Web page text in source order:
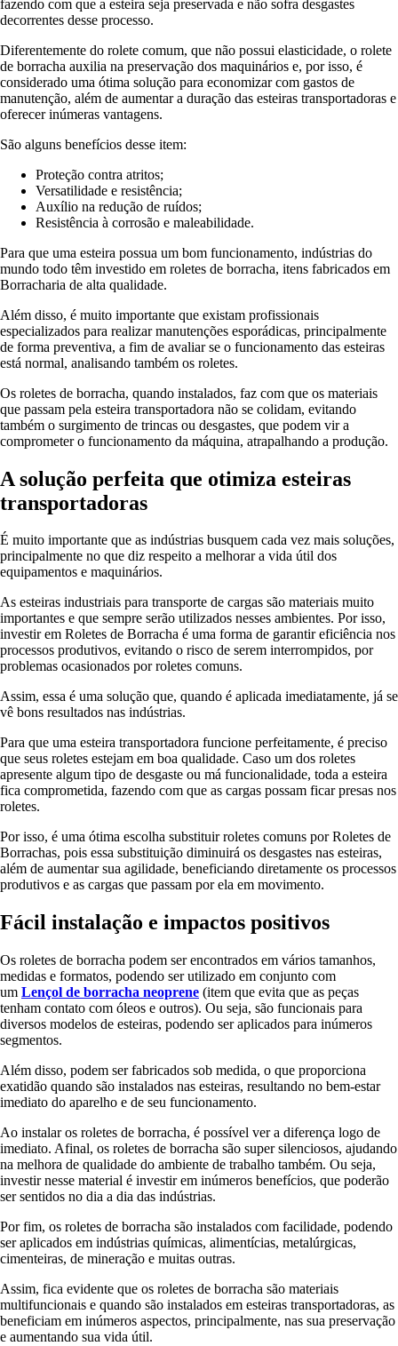
fazendo com que a esteira seja preservada e não sofra desgastes
decorrentes desse processo.
Diferentemente do rolete comum, que não possui elasticidade, o rolete
de borracha auxilia na preservação dos maquinários e, por isso, é
considerado uma ótima solução para economizar com gastos de
manutenção, além de aumentar a duração das esteiras transportadoras e
oferecer inúmeras vantagens.
São alguns benefícios desse item:
Proteção contra atritos;
Versatilidade e resistência;
Auxílio na redução de ruídos;
Resistência à corrosão e maleabilidade.
Para que uma esteira possua um bom funcionamento, indústrias do
mundo todo têm investido em roletes de borracha, itens fabricados em
Borracharia de alta qualidade.
Além disso, é muito importante que existam profissionais
especializados para realizar manutenções esporádicas, principalmente
de forma preventiva, a fim de avaliar se o funcionamento das esteiras
está normal, analisando também os roletes.
Os roletes de borracha, quando instalados, faz com que os materiais
que passam pela esteira transportadora não se colidam, evitando
também o surgimento de trincas ou desgastes, que podem vir a
comprometer o funcionamento da máquina, atrapalhando a produção.
A solução perfeita que otimiza esteiras
transportadoras
É muito importante que as indústrias busquem cada vez mais soluções,
principalmente no que diz respeito a melhorar a vida útil dos
equipamentos e maquinários.
As esteiras industriais para transporte de cargas são materiais muito
importantes e que sempre serão utilizados nesses ambientes. Por isso,
investir em Roletes de Borracha é uma forma de garantir eficiência nos
processos produtivos, evitando o risco de serem interrompidos, por
problemas ocasionados por roletes comuns.
Assim, essa é uma solução que, quando é aplicada imediatamente, já se
vê bons resultados nas indústrias.
Para que uma esteira transportadora funcione perfeitamente, é preciso
que seus roletes estejam em boa qualidade. Caso um dos roletes
apresente algum tipo de desgaste ou má funcionalidade, toda a esteira
fica comprometida, fazendo com que as cargas possam ficar presas nos
roletes.
Por isso, é uma ótima escolha substituir roletes comuns por Roletes de
Borrachas, pois essa substituição diminuirá os desgastes nas esteiras,
além de aumentar sua agilidade, beneficiando diretamente os processos
produtivos e as cargas que passam por ela em movimento.
Fácil instalação e impactos positivos
Os roletes de borracha podem ser encontrados em vários tamanhos,
medidas e formatos, podendo ser utilizado em conjunto com
um Lençol de borracha neoprene (item que evita que as peças
tenham contato com óleos e outros). Ou seja, são funcionais para
diversos modelos de esteiras, podendo ser aplicados para inúmeros
segmentos.
Além disso, podem ser fabricados sob medida, o que proporciona
exatidão quando são instalados nas esteiras, resultando no bem-estar
imediato do aparelho e de seu funcionamento.
Ao instalar os roletes de borracha, é possível ver a diferença logo de
imediato. Afinal, os roletes de borracha são super silenciosos, ajudando
na melhora de qualidade do ambiente de trabalho também. Ou seja,
investir nesse material é investir em inúmeros benefícios, que poderão
ser sentidos no dia a dia das indústrias.
Por fim, os roletes de borracha são instalados com facilidade, podendo
ser aplicados em indústrias químicas, alimentícias, metalúrgicas,
cimenteiras, de mineração e muitas outras.
Assim, fica evidente que os roletes de borracha são materiais
multifuncionais e quando são instalados em esteiras transportadoras, as
beneficiam em inúmeros aspectos, principalmente, nas sua preservação
e aumentando sua vida útil.